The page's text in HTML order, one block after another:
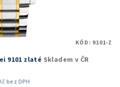
9101 zlaté Skladem v ČR
bez DPH
KÓD: 9101-Z